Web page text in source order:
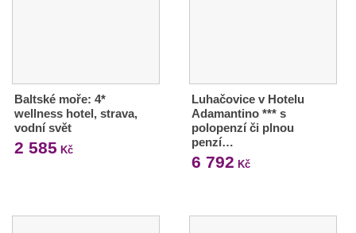
Baltské moře: 4*
wellness hotel, strava,
vodní svět
2 585 Kč
Luhačovice v Hotelu
Adamantino *** s
polopenzí či plnou
penzí…
6 792 Kč